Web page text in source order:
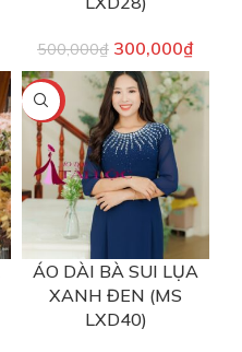
500,000₫ 300,000₫
-40%
ÁO DÀI BÀ SUI LỤA
XANH ĐEN (MS
LXD40)